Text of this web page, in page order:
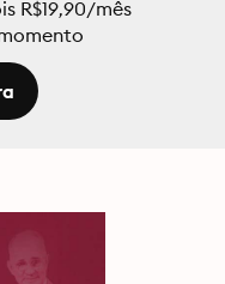
R$19,90/mês